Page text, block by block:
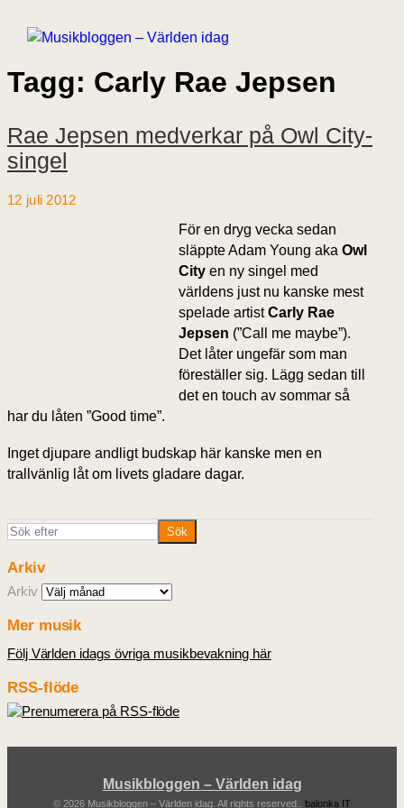
Tagg: Carly Rae Jepsen
Rae Jepsen medverkar på Owl City-
singel
12 juli 2012
För en dryg vecka sedan
släppte Adam Young aka Owl
City en ny singel med
världens just nu kanske mest
spelade artistCarly Rae
Jepsen (”Call me maybe”).
Det låter ungefär som man
föreställer sig. Lägg sedan till
det en touch av sommar så
har du låten ”Good time”.
Inget djupare andligt budskap här kanske men en
trallvänlig låt om livets gladare dagar.
Arkiv
Arkiv
Mer musik
Följ Världen idags övriga musikbevakning här
RSS-flöde
Musikbloggen – Världen idag
© 2026 Musikbloggen – Världen idag. All rights reserved.. balonka IT